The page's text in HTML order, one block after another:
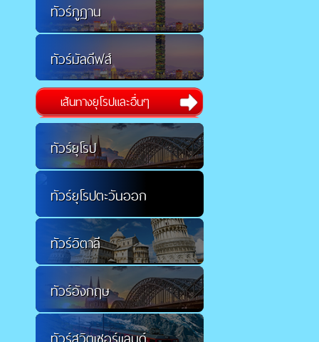
ทัวร์ภูฏาน
ทัวร์มัลดีฟส์
เส้นทางยุโรปและอื่นๆ
ทัวร์ยุโรป
ทัวร์ยุโรปตะวันออก
ทัวร์อิตาลี
ทัวร์อังกฤษ